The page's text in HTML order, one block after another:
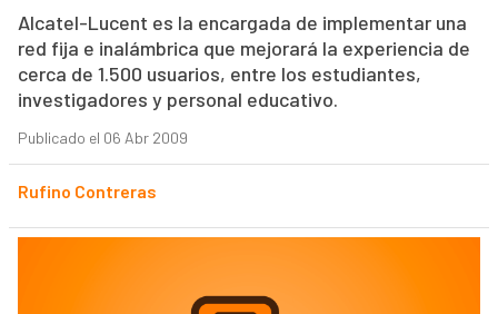
Alcatel-Lucent es la encargada de implementar una
red fija e inalámbrica que mejorará la experiencia de
cerca de 1.500 usuarios, entre los estudiantes,
investigadores y personal educativo.
Publicado el 06 Abr 2009
Rufino Contreras